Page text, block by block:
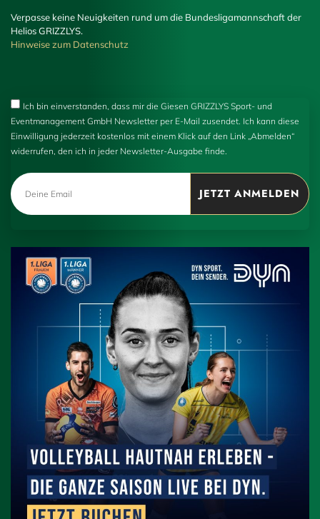
Verpasse keine Neuigkeiten rund um die Bundesligamannschaft der
Helios GRIZZLYS.
Hinweise zum Datenschutz
Ich bin einverstanden, dass mir die Giesen GRIZZLYS Sport- und
Eventmanagement GmbH Newsletter per E-Mail zusendet. Ich kann diese
Einwilligung jederzeit kostenlos mit einem Klick auf den Link „Abmelden“
widerrufen, den ich in jeder Newsletter-Ausgabe finde.
JETZT ANMELDEN